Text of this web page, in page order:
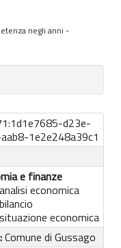
negli anni -
d23e-
1e2e248a39c1
e finanze
economica
economica
Comune di Gussago